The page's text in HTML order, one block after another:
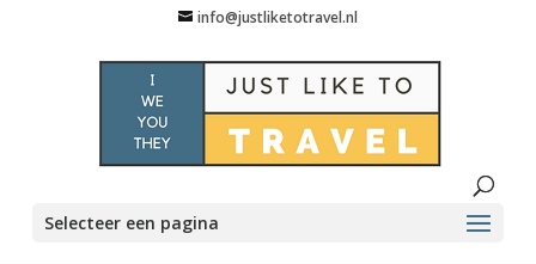
info@justliketotravel.nl
Selecteer een pagina